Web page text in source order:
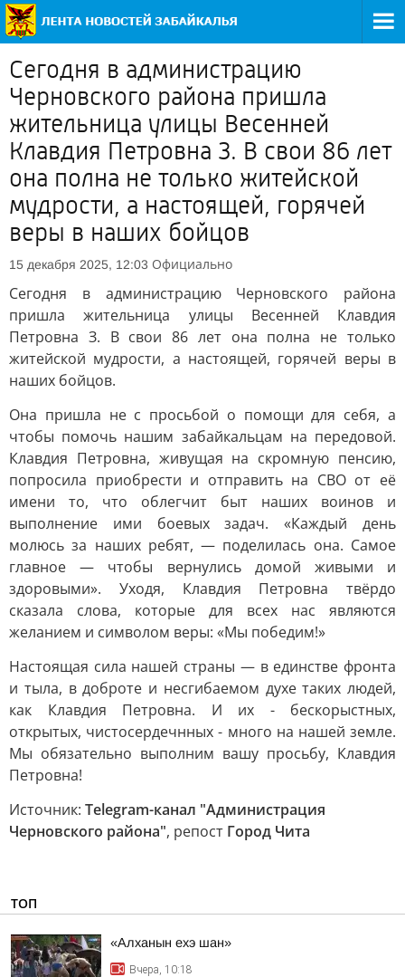
Сегодня в администрацию
Черновского района пришла
жительница улицы Весенней
Клавдия Петровна З. В свои 86 лет
она полна не только житейской
мудрости, а настоящей, горячей
веры в наших бойцов
15 декабря 2025, 12:03 Официально
Сегодня в администрацию Черновского района
пришла жительница улицы Весенней Клавдия
Петровна З. В свои 86 лет она полна не только
житейской мудрости, а настоящей, горячей веры в
наших бойцов.
Она пришла не с просьбой о помощи для себя, а
чтобы помочь нашим забайкальцам на передовой.
Клавдия Петровна, живущая на скромную пенсию,
попросила приобрести и отправить на СВО от её
имени то, что облегчит быт наших воинов и
выполнение ими боевых задач. «Каждый день
молюсь за наших ребят, — поделилась она. Самое
главное — чтобы вернулись домой живыми и
здоровыми». Уходя, Клавдия Петровна твёрдо
сказала слова, которые для всех нас являются
желанием и символом веры: «Мы победим!»
Настоящая сила нашей страны — в единстве фронта
и тыла, в доброте и несгибаемом духе таких людей,
как Клавдия Петровна. И их - бескорыстных,
открытых, чистосердечнных - много на нашей земле.
Мы обязательно выполним вашу просьбу, Клавдия
Петровна!
Источник: Telegram-канал "Администрация
Черновского района", репост Город Чита
ТОП
«Алханын ехэ шан»
Вчера, 10:18